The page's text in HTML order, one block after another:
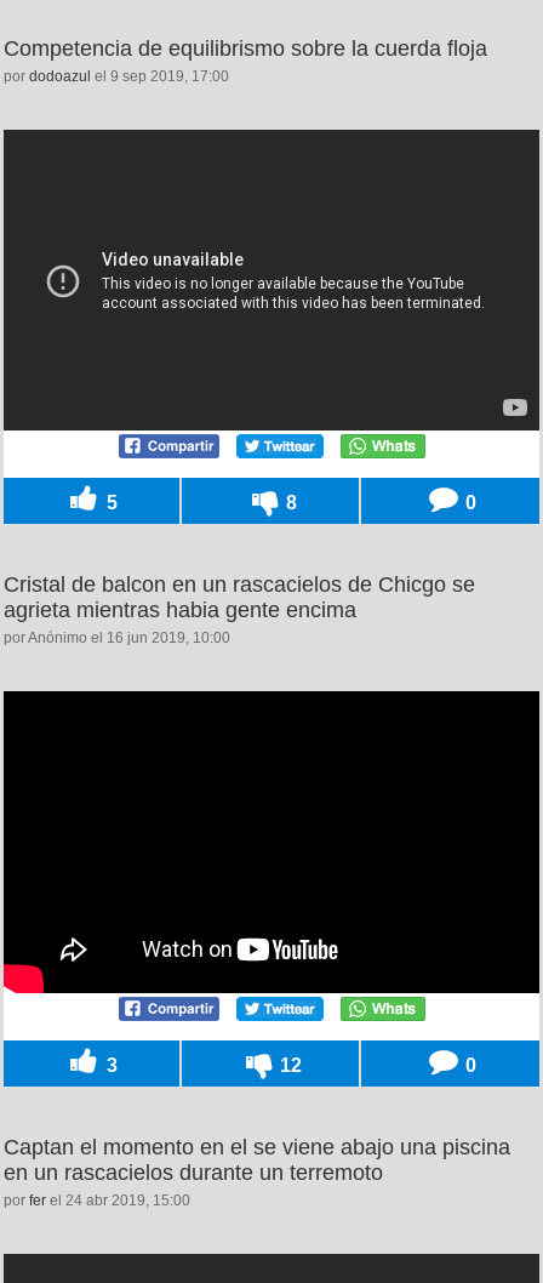
Competencia de equilibrismo sobre la cuerda floja
por dodoazul el 9 sep 2019, 17:00
5 8 0
Cristal de balcon en un rascacielos de Chicgo se
agrieta mientras habia gente encima
por Anónimo el 16 jun 2019, 10:00
3 12 0
Captan el momento en el se viene abajo una piscina
en un rascacielos durante un terremoto
por fer el 24 abr 2019, 15:00